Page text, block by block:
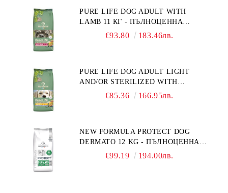
ГЛУТЕН. ПРОИЗВЕДЕНА ВЪВ
ФРАНЦИЯ.
PURE LIFE DOG ADULT WITH
LAMB 11 КГ - ПЪЛНОЦЕННА
ХРАНА ЗА ПОРАСНАЛИ КУЧЕТА С
НАД 1 ГОДИНА. БЕЗ ЗЪРНО, БЕЗ
ГЛУТЕН. ПРОИЗВЕДЕНА ВЪВ
ФРАНЦИЯ.
€93.80 183.46лв.
PURE LIFE DOG ADULT LIGHT
AND/OR STERILIZED WITH
CHICKEN 12 КГ - ПЪЛНОЦЕННА
КАСТРИРАНИ КУЧЕТА ОТ ВСИЧКИ
ПОРОДИ НА ВЪЗРАСТ НАД 1
ГОДИНА, С ПИЛЕ. БЕЗ ЗЪРНО, БЕЗ
€85.36 166.95лв.
NEW FORMULA PROTECT DOG
DERMATO 12 KG - ПЪЛНОЦЕННА
ДИЕТИЧНА ХРАНА ЗА КУЧЕТА
€99.19 194.00лв.